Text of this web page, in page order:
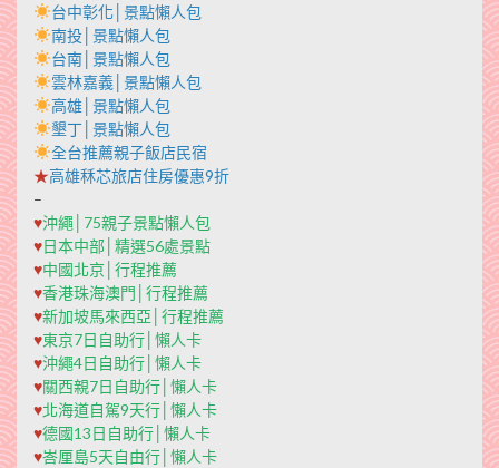
台中彰化│景點懶人包
南投│景點懶人包
台南│景點懶人包
雲林嘉義│景點懶人包
高雄│景點懶人包
墾丁│景點懶人包
全台推薦親子飯店民宿
★高雄秝芯旅店住房優惠9折
–
♥沖繩│75親子景點懶人包
♥日本中部│精選56處景點
♥中國北京│行程推薦
♥香港珠海澳門│行程推薦
♥新加坡馬來西亞│行程推薦
♥東京7日自助行│懶人卡
♥沖繩4日自助行│懶人卡
♥關西親7日自助行│懶人卡
♥北海道自駕9天行│懶人卡
♥德國13日自助行│懶人卡
♥峇厘島5天自由行│懶人卡